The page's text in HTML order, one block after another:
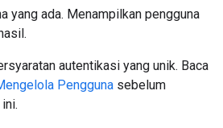
yang ada. Menampilkan pengguna
autentikasi yang unik. Baca
Pengguna sebelum